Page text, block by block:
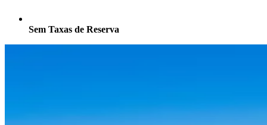
Sem Taxas de Reserva